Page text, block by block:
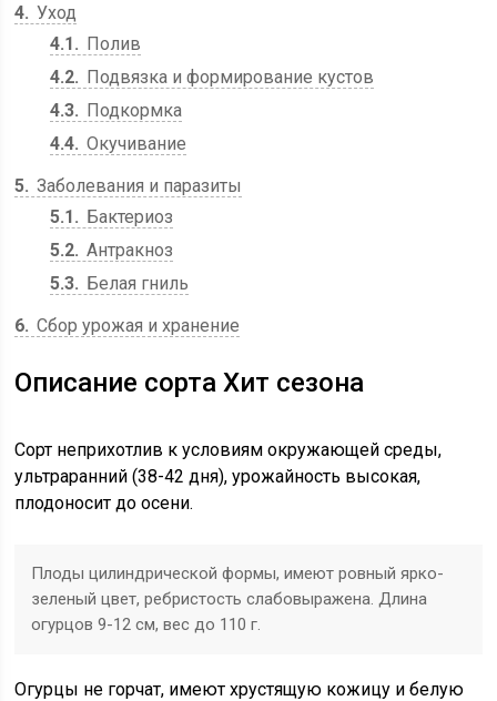
4 Уход
4.1
Полив
4.2
Подвязка и формирование кустов
4.3
Подкормка
4.4 Окучивание
5 Заболевания и паразиты
5.1
Бактериоз
5.2 Антракноз
5.3
Белая гниль
6 Сбор урожая и хранение
Описание сорта Хит сезона
Сорт неприхотлив к условиям окружающей среды,
ультраранний (38-42 дня), урожайность высокая,
плодоносит до осени.
Плоды цилиндрической формы, имеют ровный ярко-
зеленый цвет, ребристость слабовыражена. Длина
огурцов 9-12 см, вес до 110 г.
Огурцы не горчат, имеют хрустящую кожицу и белую